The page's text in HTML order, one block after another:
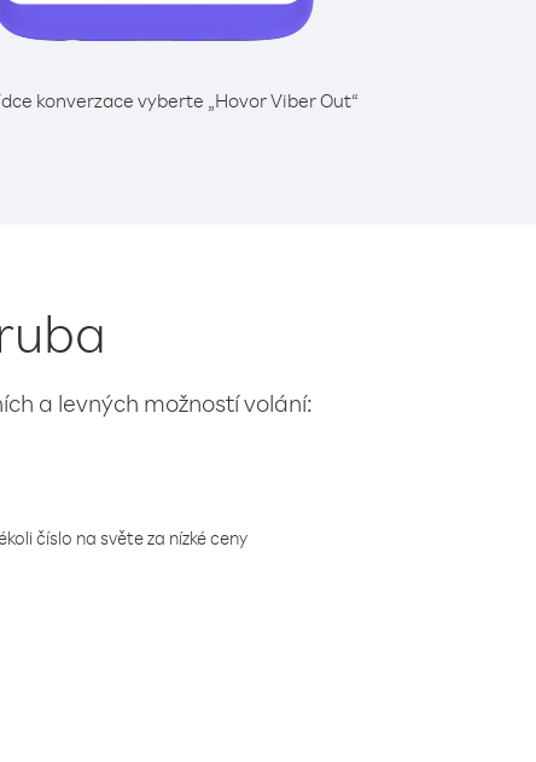
konverzace vyberte „Hovor Viber Out“
a levných možností volání:
číslo na světe za nízké ceny